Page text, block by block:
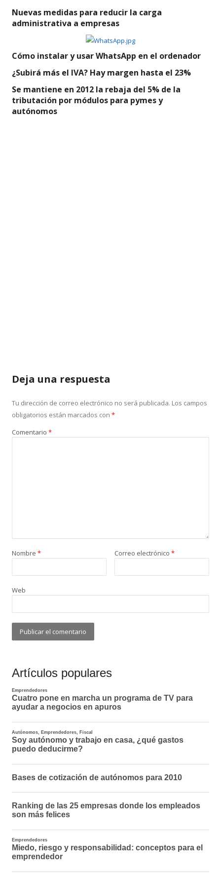
Nuevas medidas para reducir la carga
administrativa a empresas
Cómo instalar y usar WhatsApp en el ordenador
¿Subirá más el IVA? Hay margen hasta el 23%
Se mantiene en 2012 la rebaja del 5% de la
tributación por módulos para pymes y
autónomos
Deja una respuesta
Tu dirección de correo electrónico no será publicada. Los campos
obligatorios están marcados con *
Comentario *
Nombre * Correo electrónico *
Web
Artículos populares